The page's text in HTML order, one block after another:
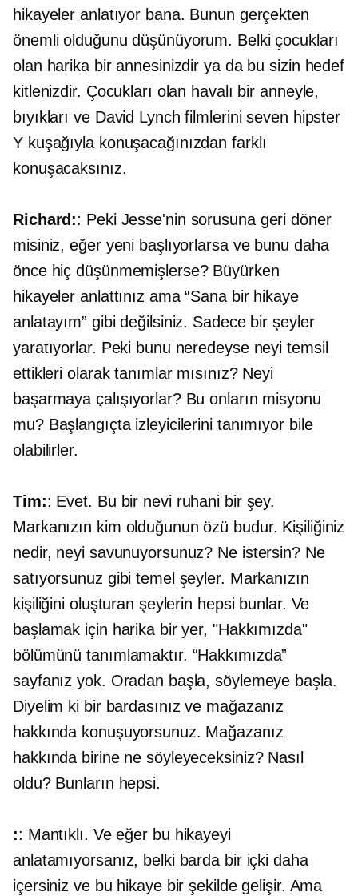
hikayeler anlatıyor bana. Bunun gerçekten
önemli olduğunu düşünüyorum. Belki çocukları
olan harika bir annesinizdir ya da bu sizin hedef
kitlenizdir. Çocukları olan havalı bir anneyle,
bıyıkları ve David Lynch filmlerini seven hipster
Y kuşağıyla konuşacağınızdan farklı
konuşacaksınız.
Richard:: Peki Jesse'nin sorusuna geri döner
misiniz, eğer yeni başlıyorlarsa ve bunu daha
önce hiç düşünmemişlerse? Büyürken
hikayeler anlattınız ama “Sana bir hikaye
anlatayım” gibi değilsiniz. Sadece bir şeyler
yaratıyorlar. Peki bunu neredeyse neyi temsil
ettikleri olarak tanımlar mısınız? Neyi
başarmaya çalışıyorlar? Bu onların misyonu
mu? Başlangıçta izleyicilerini tanımıyor bile
olabilirler.
Tim:: Evet. Bu bir nevi ruhani bir şey.
Markanızın kim olduğunun özü budur. Kişiliğiniz
nedir, neyi savunuyorsunuz? Ne istersin? Ne
satıyorsunuz gibi temel şeyler. Markanızın
kişiliğini oluşturan şeylerin hepsi bunlar. Ve
başlamak için harika bir yer, "Hakkımızda"
bölümünü tanımlamaktır. “Hakkımızda”
sayfanız yok. Oradan başla, söylemeye başla.
Diyelim ki bir bardasınız ve mağazanız
hakkında konuşuyorsunuz. Mağazanız
hakkında birine ne söyleyeceksiniz? Nasıl
oldu? Bunların hepsi.
:: Mantıklı. Ve eğer bu hikayeyi
anlatamıyorsanız, belki barda bir içki daha
içersiniz ve bu hikaye bir şekilde gelişir. Ama